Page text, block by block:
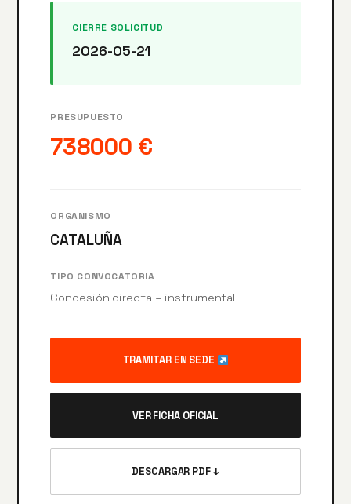
CIERRE SOLICITUD
2026-05-21
PRESUPUESTO
738000 €
ORGANISMO
CATALUÑA
TIPO CONVOCATORIA
Concesión directa – instrumental
TRAMITAR EN SEDE
VER FICHA OFICIAL
DESCARGAR PDF ↓